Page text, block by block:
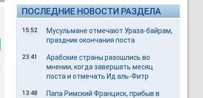
ПОСЛЕДНИЕ НОВОСТИ РАЗДЕЛА
15:52
Мусульмане отмечают Ураза-байрам,
праздник окончания поста
23:41
Арабские страны разошлись во
мнении, когда завершать месяц
поста и отмечать Ид аль-Фитр
13:48
Папа Римский Франциск, прибыв в